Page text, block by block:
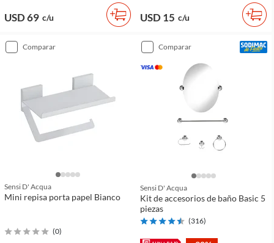
USD 69 c/u USD 15 c/u
comparar
Sensi D' Acqua
Mini repisa porta papel Bianco
(0)
comparar
Sensi D' Acqua
Kit de accesorios de baño Basic 5
piezas
(316)